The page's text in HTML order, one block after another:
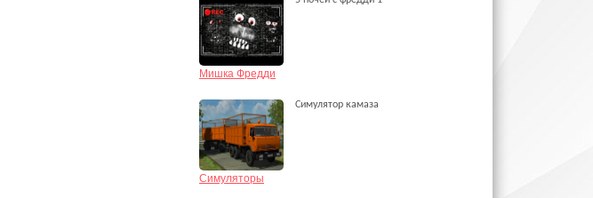
Мишка Фредди
Симулятор камаза
Симуляторы